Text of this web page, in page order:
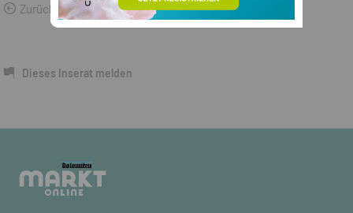
Zurück zu den Suchergebnissen
Dieses Inserat melden